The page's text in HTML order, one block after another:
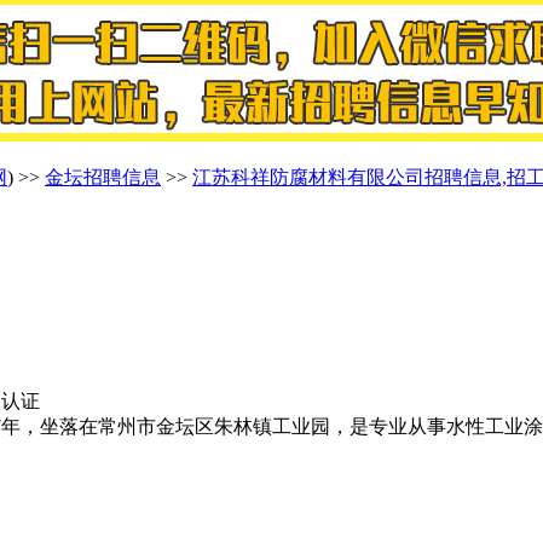
) >> 金坛招聘信息 >> 江苏科祥防腐材料有限公司招聘信息,招
，坐落在常州市金坛区朱林镇工业园，是专业从事水性工